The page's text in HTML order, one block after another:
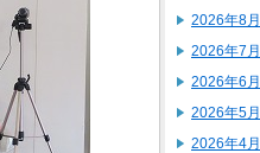
2026年8月
2026年7月
2026年6月
2026年5月
2026年4月